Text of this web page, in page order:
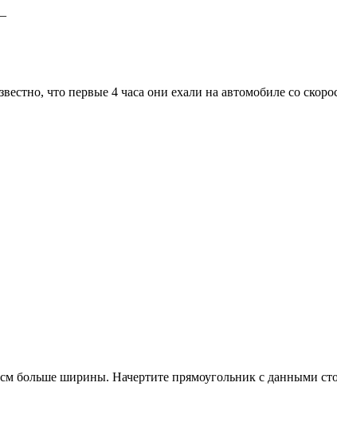
что первые 4 часа они ехали на автомобиле со
больше ширины. Начертите прямоугольник с данными